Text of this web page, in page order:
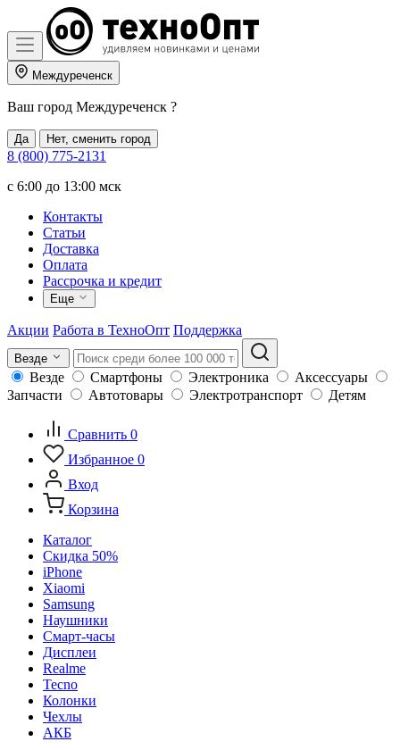
Междуреченск
Ваш город Междуреченск ?
Да Нет, сменить город
8 (800) 775-2131
c 6:00 до 13:00 мск
Контакты
Статьи
Доставка
Оплата
Рассрочка и кредит
Еще
Акции Работа в ТехноОпт Поддержка
Везде
Везде Смартфоны Электроника
Аксессуары
Запчасти
Автотовары Электротранспорт Детям
Сравнить 0
Избранное 0
Вход
Корзина
Каталог
Скидка 50%
iPhone
Xiaomi
Samsung
Наушники
Смарт-часы
Дисплеи
Realme
Tecno
Колонки
Чехлы
АКБ